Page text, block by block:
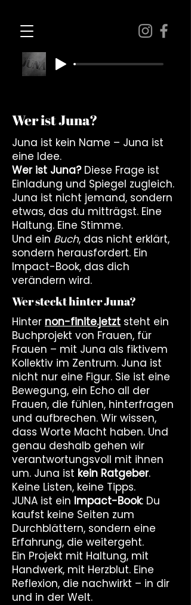
Wer ist Juna?
Juna ist kein Name – Juna ist
eine Idee.
Wer ist Juna?Diese Frage ist
Einladung und Spiegel zugleich.
Juna ist nicht jemand, sondern
etwas, das du mitträgst. Eine
Haltung. Eine Stimme.
Und ein Buch, das nicht erklärt,
sondern herausfordert. Ein
Impact-Book, das dich
verändern wird.
Wer steckt hinter Juna?
Hinter non-finite.jetzt steht ein
Buchprojekt von Frauen, für
Frauen – mit Juna als fiktivem
Kollektiv im Zentrum. Juna ist
nicht nur eine Figur. Sie ist eine
Bewegung, ein Echo all der
Frauen, die fühlen, hinterfragen
und aufbrechen. Wir wissen,
dass Worte Macht haben. Und
genau deshalb gehen wir
verantwortungsvoll mit ihnen
um. Juna ist kein Ratgeber.
Keine Listen, keine Tipps.
JUNA ist ein Impact-Book: Du
kaufst keine Seiten zum
Durchblättern, sondern eine
Erfahrung, die weitergeht.
Ein Projekt mit Haltung, mit
Handwerk, mit Herzblut. Eine
Reflexion, die nachwirkt – in dir
und in der Welt.